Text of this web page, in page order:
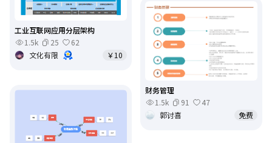
工业互联网应用分层架构
1.5k
25
62
文化有限
￥10
财务管理
1.5k
91
47
郭讨喜
免费